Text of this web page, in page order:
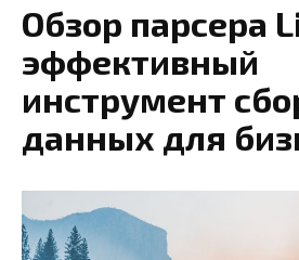
Обзор парсера
эффективный
инструмент
данных для